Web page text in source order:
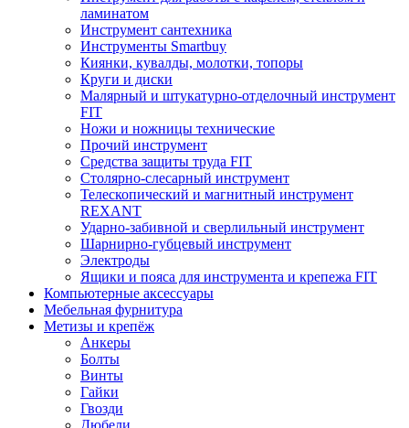
ламинатом
Инструмент сантехника
Инструменты Smartbuy
Киянки, кувалды, молотки, топоры
Круги и диски
Малярный и штукатурно-отделочный инструмент
FIT
Ножи и ножницы технические
Прочий инструмент
Средства защиты труда FIT
Столярно-слесарный инструмент
Телескопический и магнитный инструмент
REXANT
Ударно-забивной и сверлильный инструмент
Шарнирно-губцевый инструмент
Электроды
Ящики и пояса для инструмента и крепежа FIT
Компьютерные аксессуары
Мебельная фурнитура
Метизы и крепёж
Анкеры
Болты
Винты
Гайки
Гвозди
Дюбели